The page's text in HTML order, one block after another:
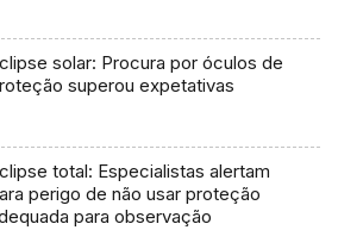
solar: Procura por óculos de
superou expetativas
total: Especialistas alertam
perigo de não usar proteção
para observação